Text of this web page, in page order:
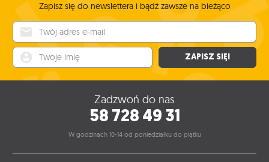
Zapisz się do newslettera i bądź zawsze na bieżąco
ZAPISZ SIĘ!
Zadzwoń do nas
58 728 49 31
W godzinach 10-14 od poniedziałku do piątku